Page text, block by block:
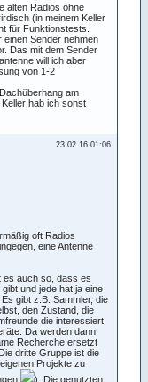
alten Radios ohne
(in meinem Keller
für Funktionstests.
Sender nehmen
Das mit dem Sender
will ich aber
von 1-2
am
hab ich sonst
23.02.16 01:06
oft Radios
eine Antenne
es auch so, dass es
und jede hat ja eine
gibt z.B. Sammler, die
den Zustand, die
die interessiert
Da werden dann
Recherche ersetzt
dritte Gruppe ist die
Projekte zu
). Die genutzten